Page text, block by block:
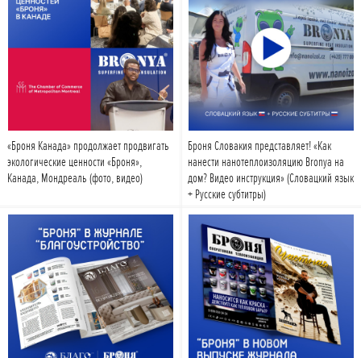
Подробнее
«Броня Канада» продолжает продвигать
экологические ценности «Броня»,
Канада, Мондреаль (фото, видео)
Подробнее
Броня Словакия представляет! «Как
нанести нанотеплоизоляцию Bronya на
дом? Видео инструкция» (Словацкий язык
+ Русские субтитры)
Подробнее Подробнее